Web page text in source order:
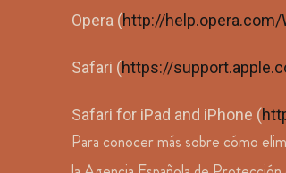
Opera (http://
Safari (https://
Safari for iPad and iPhone (
Para conocer más sobre cómo